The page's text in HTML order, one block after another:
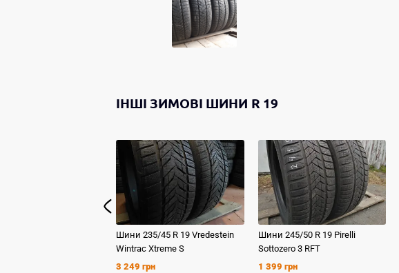
ІНШІЗИМОВІ ШИНИ R 19
Шини 235/45 R 19 Vredestein
Wintrac Xtreme S
3 249 грн
Шини 245/50 R 19 Pirelli
Sottozero 3 RFT
1 399 грн